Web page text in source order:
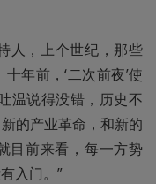
人，上个世纪，那些
年前，‘二次前夜’使
温说得没错，历史不
的产业革命，和新的
目前来看，每一方势
入门。”